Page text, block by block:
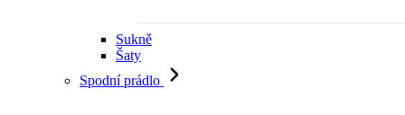
Sukně
Šaty
Spodní prádlo